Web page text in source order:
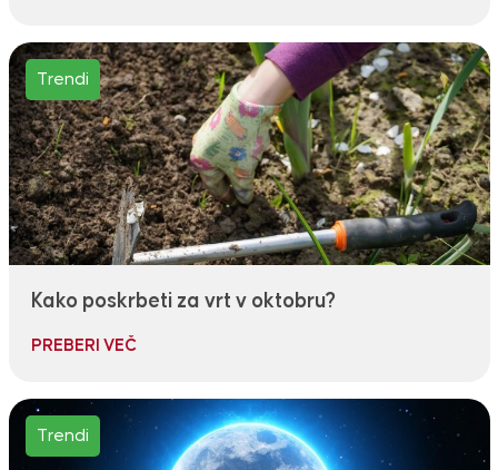
Trendi
Kako poskrbeti za vrt v oktobru?
PREBERI VEČ
Trendi